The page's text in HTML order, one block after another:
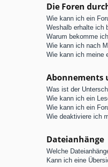
Die Foren
Wie kann ich ein
Weshalb erhalte ich
Warum bekomme
Wie kann ich nach
Wie kann ich meine
Abonnements
Was ist der
Wie kann ich ein
Wie kann ich ein
Wie deaktiviere ich
Dateianhänge
Welche
Kann ich eine